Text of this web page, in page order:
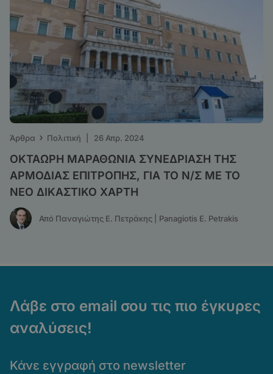
Άρθρα › Πολιτική 26 Απρ. 2024
ΟΚΤΑΩΡΗ ΜΑΡΑΘΩΝΙΑ ΣΥΝΕΔΡΙΑΣΗ ΤΗΣ
ΑΡΜΟΔΙΑΣ ΕΠΙΤΡΟΠΗΣ, ΓΙΑ ΤΟ Ν/Σ ΜΕ ΤΟ
ΝΕΟ ΔΙΚΑΣΤΙΚΟ ΧΑΡΤΗ
Από Παναγιώτης Ε. Πετράκης | Panagiotis E. Petrakis
Λάβε στο email σου τις πιο έγκυρες
αναλύσεις!
Κάνε εγγραφή στο newsletter